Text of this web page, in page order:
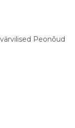
Peonõud